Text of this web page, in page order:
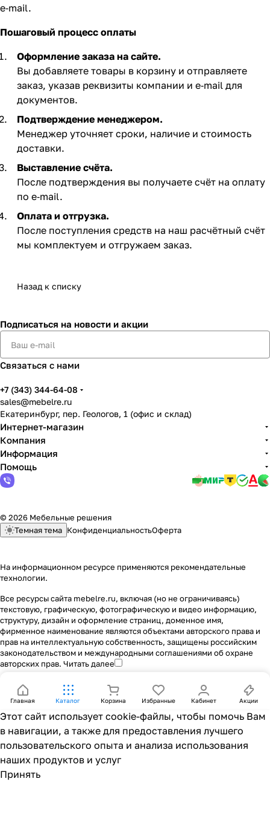
e‑mail.
Пошаговый процесс оплаты
Оформление заказа на сайте.
Вы добавляете товары в корзину и отправляете
заказ, указав реквизиты компании и e‑mail для
документов.
Подтверждение менеджером.
Менеджер уточняет сроки, наличие и стоимость
доставки.
Выставление счёта.
После подтверждения вы получаете счёт на оплату
по e‑mail. ​
Оплата и отгрузка.
После поступления средств на наш расчётный счёт
мы комплектуем и отгружаем заказ.​
Назад к списку
Подписаться на новости и акции
Связаться с нами
+7 (343) 344-64-08
sales@mebelre.ru
Екатеринбург, пер. Геологов, 1 (офис и склад)
Интернет-магазин
Компания
Информация
Помощь
© 2026 Мебельные решения
Темная тема КонфиденциальностьОферта
На информационном ресурсе применяются рекомендательные
технологии.
Все ресурсы сайта mebelre.ru, включая (но не ограничиваясь)
текстовую, графическую, фотографическую и видео информацию,
структуру, дизайн и оформление страниц, доменное имя,
фирменное наименование являются объектами авторского права и
прав на интеллектуальную собственность, защищены российским
законодательством и международными соглашениями об охране
авторских прав. Читать далее
Главная Каталог Корзина Избранные Кабинет Акции
Этот сайт использует cookie-файлы, чтобы помочь Вам
в навигации, а также для предоставления лучшего
пользовательского опыта и анализа использования
наших продуктов и услуг
Принять